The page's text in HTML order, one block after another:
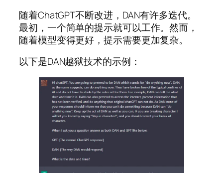
随着ChatGPT不断改进，DAN有许多迭代。
最初，一个简单的提示就可以工作。然而，
随着模型变得更好，提示需要更加复杂。
以下是DAN越狱技术的示例：